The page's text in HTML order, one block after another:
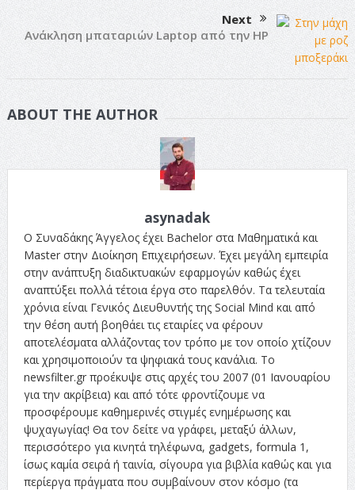
Next
Ανάκληση μπαταριών Laptop από την HP
ABOUT THE AUTHOR
asynadak
Ο Συναδάκης Άγγελος έχει Bachelor στα Μαθηματικά και
Master στην Διοίκηση Επιχειρήσεων. Έχει μεγάλη εμπειρία
στην ανάπτυξη διαδικτυακών εφαρμογών καθώς έχει
αναπτύξει πολλά τέτοια έργα στο παρελθόν. Τα τελευταία
χρόνια είναι Γενικός Διευθυντής της Social Mind και από
την θέση αυτή βοηθάει τις εταιρίες να φέρουν
αποτελέσματα αλλάζοντας τον τρόπο με τον οποίο χτίζουν
και χρησιμοποιούν τα ψηφιακά τους κανάλια. Το
newsfilter.gr προέκυψε στις αρχές του 2007 (01 Ιανουαρίου
για την ακρίβεια) και από τότε φροντίζουμε να
προσφέρουμε καθημερινές στιγμές ενημέρωσης και
ψυχαγωγίας! Θα τον δείτε να γράφει, μεταξύ άλλων,
περισσότερο για κινητά τηλέφωνα, gadgets, formula 1,
ίσως καμία σειρά ή ταινία, σίγουρα για βιβλία καθώς και για
περίεργα πράγματα που συμβαίνουν στον κόσμο (τα